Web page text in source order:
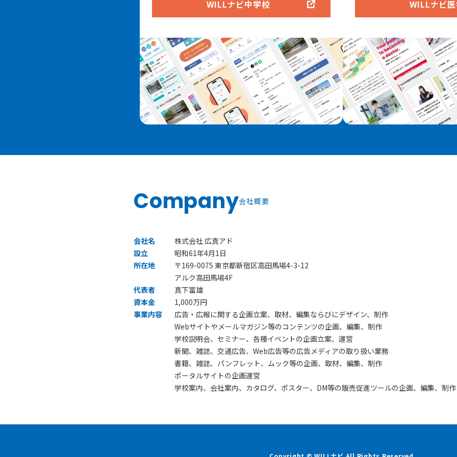
WILLナビ中学校 WILLナビ
Company会社概要
会社名
株式会社 広真アド
設立
昭和61年4月1日
所在地
〒169-0075 東京都新宿区高田馬場4-3-12
アルク高田馬場4F
代表者
真下富雄
資本金
1,000万円
事業内容
広告・広報に関する企画立案、取材、編集ならびにデザイン、制作
Webサイトやメールマガジン等のコンテンツの企画、編集、制作
学校説明会、セミナー、各種イベントの企画立案、運営
新聞、雑誌、交通広告、Web広告等の広告メディアの取り扱い業務
書籍、雑誌、パンフレット、ムック等の企画、取材、編集、制作
ポータルサイトの企画運営
学校案内、会社案内、カタログ、ポスター、DM等の販売促進ツールの企画、編集、制作